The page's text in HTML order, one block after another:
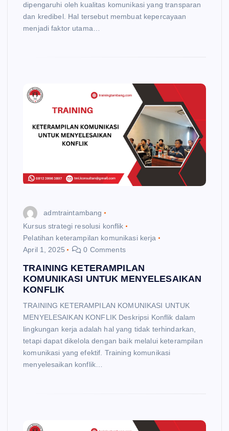
dipengaruhi oleh kualitas komunikasi yang transparan
dan kredibel. Hal tersebut membuat kepercayaan
menjadi faktor utama…
admtraintambang
Kursus strategi resolusi konflik
Pelatihan keterampilan komunikasi kerja
April 1, 2025
0 Comments
TRAINING KETERAMPILAN
KOMUNIKASI UNTUK MENYELESAIKAN
KONFLIK
TRAINING KETERAMPILAN KOMUNIKASI UNTUK
MENYELESAIKAN KONFLIK Deskripsi Konflik dalam
lingkungan kerja adalah hal yang tidak terhindarkan,
tetapi dapat dikelola dengan baik melalui keterampilan
komunikasi yang efektif. Training komunikasi
menyelesaikan konflik…